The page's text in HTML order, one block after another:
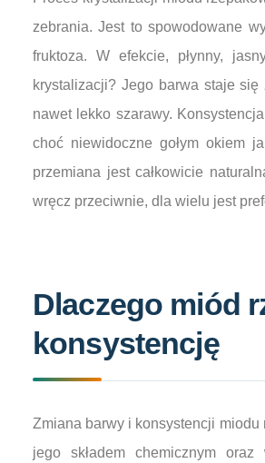
zebrania. Jest to spowodowane
fruktoza. W efekcie, płynny,
krystalizacji? Jego barwa staje
nawet lekko szarawy.
choć niewidoczne gołym okiem
przemiana jest całkowicie
wręcz przeciwnie, dla wielu jest
Dlaczego miód
konsystencję
Zmiana barwy i konsystencji
jego składem chemicznym